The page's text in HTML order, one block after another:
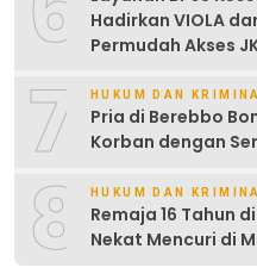
Hadirkan VIOLA
Permudah Akses
7 HUKUM DAN
Pria di Berebbo
Korban dengan
8 HUKUM DAN
Remaja 16 Tahun
Nekat Mencuri di